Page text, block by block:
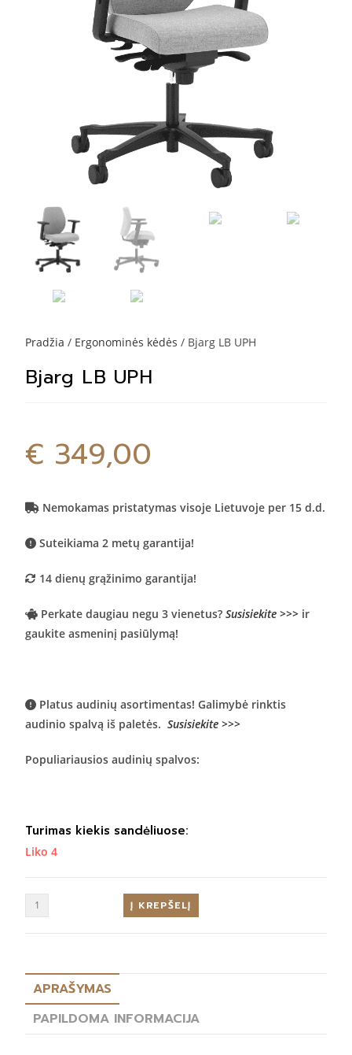
Pradžia / Ergonominės kėdės / Bjarg LB UPH
Bjarg LB UPH
€ 349,00
Nemokamas pristatymas visoje Lietuvoje per 15 d.d.
Suteikiama 2 metų garantija!
14 dienų grąžinimo garantija!
Perkate daugiau negu 3 vienetus?Susisiekite >>> ir
gaukite asmeninį pasiūlymą!
Platus audinių asortimentas! Galimybė rinktis
audinio spalvą iš paletės. Susisiekite >>>
Populiariausios audinių spalvos:
Turimas kiekis sandėliuose:
Liko 4
Į KREPŠELĮ
APRAŠYMAS
PAPILDOMA INFORMACIJA